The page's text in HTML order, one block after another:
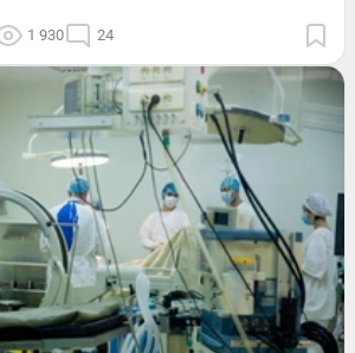
1 930 24